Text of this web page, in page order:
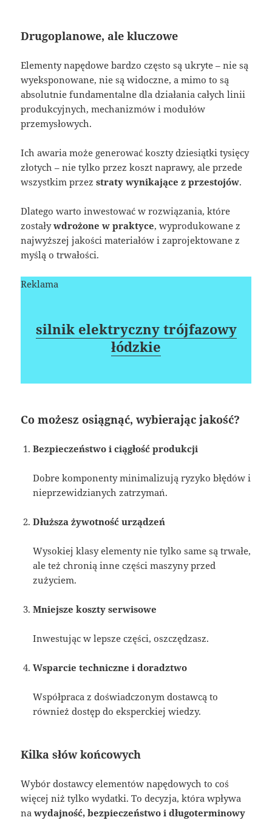
Drugoplanowe, ale kluczowe
Elementy napędowe bardzo często są ukryte – nie są
wyeksponowane, nie są widoczne, a mimo to są
absolutnie fundamentalne dla działania całych linii
produkcyjnych, mechanizmów i modułów
przemysłowych.
Ich awaria może generować koszty dziesiątki tysięcy
złotych – nie tylko przez koszt naprawy, ale przede
wszystkim przezstraty wynikające z przestojów.
Dlatego warto inwestować w rozwiązania, które
zostaływdrożone w praktyce, wyprodukowane z
najwyższej jakości materiałów i zaprojektowane z
myślą o trwałości.
Reklama
silnik elektryczny trójfazowy
łódzkie
Co możesz osiągnąć, wybierając jakość?
Bezpieczeństwo i ciągłość produkcji
Dobre komponenty minimalizują ryzyko błędów i
nieprzewidzianych zatrzymań.
Dłuższa żywotność urządzeń
Wysokiej klasy elementy nie tylko same są trwałe,
ale też chronią inne części maszyny przed
zużyciem.
Mniejsze koszty serwisowe
Inwestując w lepsze części, oszczędzasz.
Wsparcie techniczne i doradztwo
Współpraca z doświadczonym dostawcą to
również dostęp do eksperckiej wiedzy.
Kilka słów końcowych
Wybór dostawcy elementów napędowych to coś
więcej niż tylko wydatki. To decyzja, która wpływa
nawydajność, bezpieczeństwo i długoterminowy